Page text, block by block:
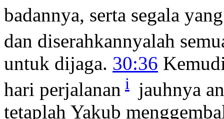
badannya, serta segala
dan diserahkannyalah
untuk dijaga. 30:36
hari perjalanan i
jauhnya
tetaplah Yakub